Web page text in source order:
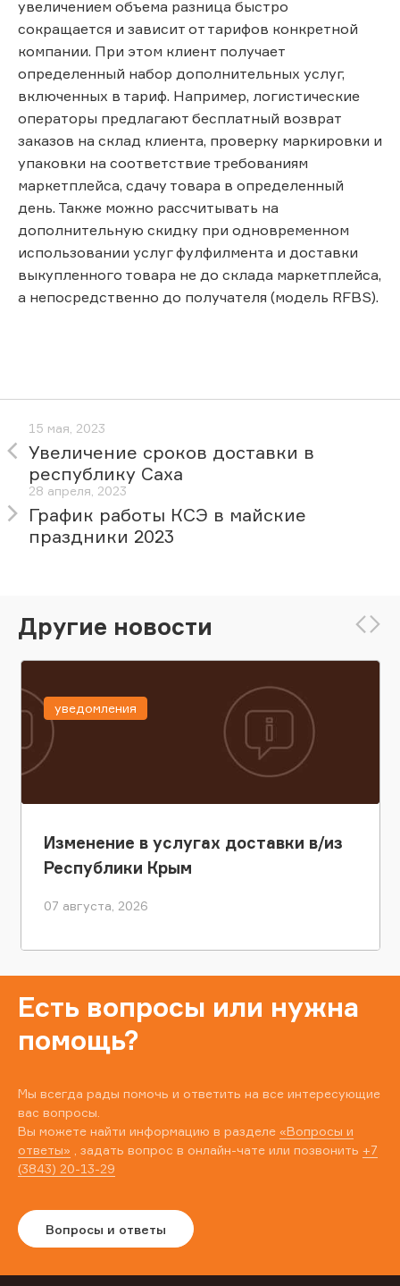
увеличением объема разница быстро
сокращается и зависит от тарифов конкретной
компании. При этом клиент получает
определенный набор дополнительных услуг,
включенных в тариф. Например, логистические
операторы предлагают бесплатный возврат
заказов на склад клиента, проверку маркировки и
упаковки на соответствие требованиям
маркетплейса, сдачу товара в определенный
день. Также можно рассчитывать на
дополнительную скидку при одновременном
использовании услуг фулфилмента и доставки
выкупленного товара не до склада маркетплейса,
а непосредственно до получателя (модель RFBS).
15 мая, 2023
Увеличение сроков доставки в
республику Саха
28 апреля, 2023
График работы КСЭ в майские
праздники 2023
Другие новости
Изменение в услугах доставки в/из
Республики Крым
07 августа, 2026
уведомления
Есть вопросы или нужна
помощь?
Мы всегда рады помочь и ответить на все интересующие
вас вопросы.
Вы можете найти информацию в разделе «Вопросы и
ответы» , задать вопрос в онлайн-чате или позвонить +7
(3843) 20-13-29
Вопросы и ответы